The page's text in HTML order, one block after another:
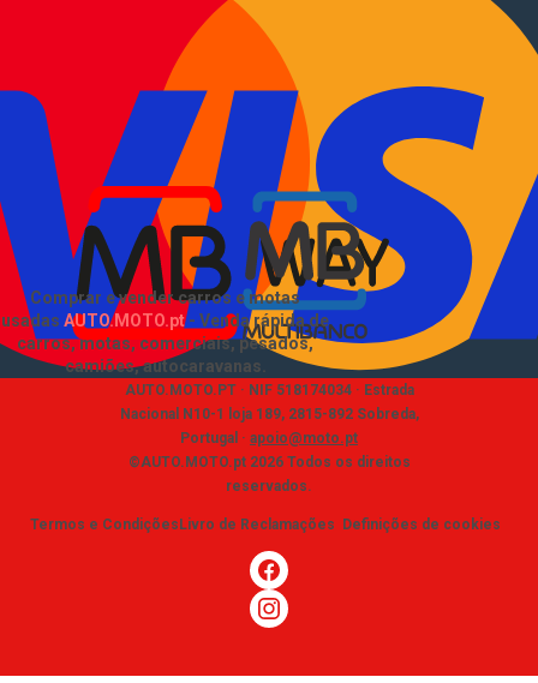
Comprar e vender carros e motas
usadas AUTO.MOTO.pt- Venda rápida de
carros, motas, comerciais, pesados,
camiões, autocaravanas
Como comprar e vender
Pacotes de anúncios
Verificar VIN e matrícula
Sitemap
EN
Sobre Nós
AUTO.MOTO.PT · NIF 518174034 · Estrada
Nacional N10-1 loja 189, 2815-892 Sobreda,
Portugal · apoio@moto.pt
©AUTO.MOTO.pt 2026 Todos os direitos
reservados.
Termos e Condições Livro de Reclamações Definições de cookies